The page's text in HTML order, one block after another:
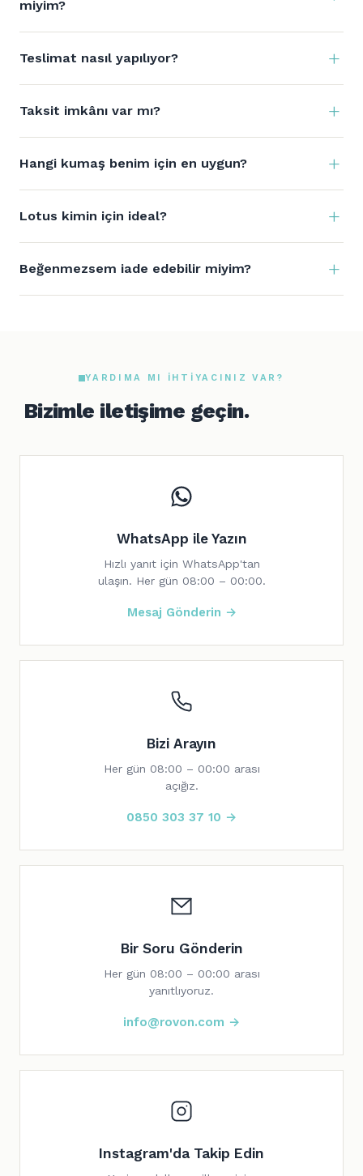
miyim?
Teslimat nasıl yapılıyor?
Taksit imkânı var mı?
Hangi kumaş benim için en uygun?
Lotus kimin için ideal?
Beğenmezsem iade edebilir miyim?
YARDIMA MI IHTIYACINIZ VAR?
Bizimle iletişime geçin.
WhatsApp ile Yazın
Hızlı yanıt için WhatsApp'tan
ulaşın. Her gün 08:00 – 00:00.
Mesaj Gönderin →
Bizi Arayın
Her gün 08:00 – 00:00 arası
açığız.
0850 303 37 10 →
Bir Soru Gönderin
Her gün 08:00 – 00:00 arası
yanıtlıyoruz.
info@rovon.com →
Instagram'da Takip Edin